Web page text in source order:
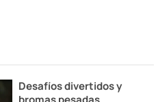
Desafíos divertidos y